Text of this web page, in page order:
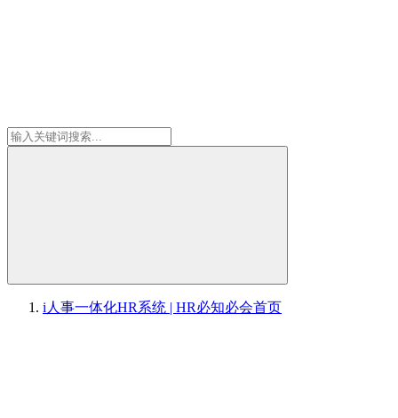
i人事一体化HR系统 | HR必知必会首页